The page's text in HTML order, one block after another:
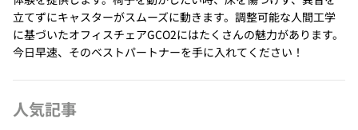
立てずにキャスターがスムーズに動きます。調整可能な人間工学
に基づいたオフィスチェアGCO2にはたくさんの魅力があります。
今日早速、そのベストパートナーを手に入れてください！
人気記事